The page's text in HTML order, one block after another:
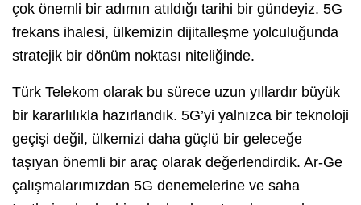
çok önemli bir adımın atıldığı tarihi bir gündeyiz. 5G
frekans ihalesi, ülkemizin dijitalleşme yolculuğunda
stratejik bir dönüm noktası niteliğinde.
Türk Telekom olarak bu sürece uzun yıllardır büyük
bir kararlılıkla hazırlandık. 5G’yi yalnızca bir teknoloji
geçişi değil, ülkemizi daha güçlü bir geleceğe
taşıyan önemli bir araç olarak değerlendirdik. Ar-Ge
çalışmalarımızdan 5G denemelerine ve saha